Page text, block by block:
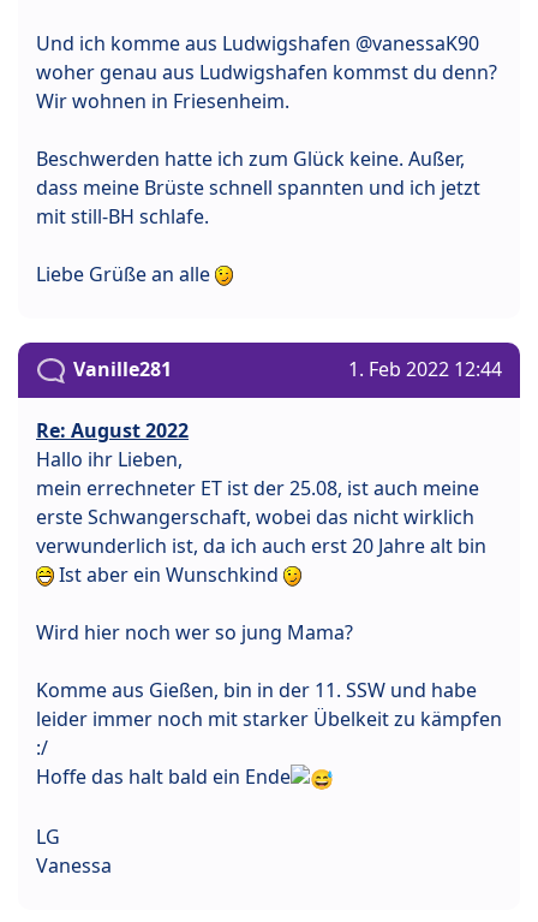
Und ich komme aus Ludwigshafen @vanessaK90
woher genau aus Ludwigshafen kommst du denn?
Wir wohnen in Friesenheim.
Beschwerden hatte ich zum Glück keine. Außer,
dass meine Brüste schnell spannten und ich jetzt
mit still-BH schlafe.
Liebe Grüße an alle
Vanille281 1. Feb 2022 12:44
Re: August 2022
Hallo ihr Lieben,
mein errechneter ET ist der 25.08, ist auch meine
erste Schwangerschaft, wobei das nicht wirklich
verwunderlich ist, da ich auch erst 20 Jahre alt bin
Ist aber ein Wunschkind
Wird hier noch wer so jung Mama?
Komme aus Gießen, bin in der 11. SSW und habe
leider immer noch mit starker Übelkeit zu kämpfen
:/
Hoffe das halt bald ein Ende
LG
Vanessa